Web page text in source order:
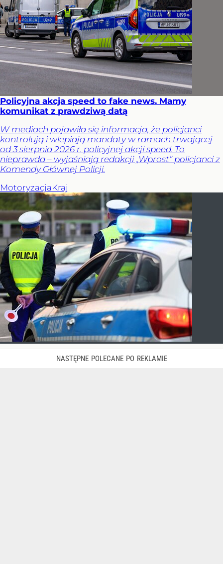
Policyjna akcja speed to fake news. Mamy
komunikat z prawdziwą datą
W mediach pojawiła się informacja, że policjanci
kontrolują i wlepiają mandaty w ramach trwającej
od 3 sierpnia 2026 r. policyjnej akcji speed. To
nieprawda – wyjaśniają redakcji „Wprost” policjanci z
Komendy Głównej Policji.
MotoryzacjaKraj